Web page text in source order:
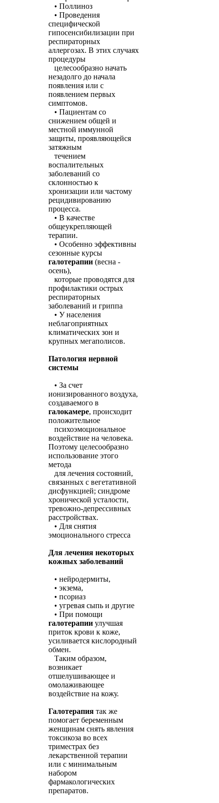
• Поллиноз
• Проведения
специфической
гипосенсибилизации при
респираторных
аллергозах. В этих случаях
процедуры
целесообразно начать
незадолго до начала
появления или с
появлением первых
симптомов.
• Пациентам со
снижением общей и
местной иммунной
защиты, проявляющейся
затяжным
течением
воспалительных
заболеваний со
склонностью к
хронизации или частому
рецидивированию
процесса.
• В качестве
общеукрепляющей
терапии.
• Особенно эффективны
сезонные курсы
галотерапии (весна -
осень),
которые проводятся для
профилактики острых
респираторных
заболеваний и гриппа
• У населения
неблагоприятных
климатических зон и
крупных мегаполисов.
Патология нервной
системы
• За счет
ионизированного воздуха,
создаваемого в
галокамере, происходит
положительное
психоэмоциональное
воздействие на человека.
Поэтому целесообразно
использование этого
метода
для лечения состояний,
связанных с вегетативной
дисфункцией; синдроме
хронической усталости,
тревожно-депрессивных
расстройствах.
• Для снятия
эмоционального стресса
Для лечения некоторых
кожных заболеваний
• нейродермиты,
• экзема,
• псориаз
• угревая сыпь и другие
• При помощи
галотерапии улучшая
приток крови к коже,
усиливается кислородный
обмен.
Таким образом,
возникает
отшелушивающее и
омолаживающее
воздействие на кожу.
Галотерапия так же
помогает беременным
женщинам снять явления
токсикоза во всех
триместрах без
лекарственной терапии
или с минимальным
набором
фармакологических
препаратов.